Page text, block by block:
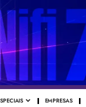
EMPRESAS